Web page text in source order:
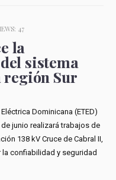
47
la
sistema
región Sur
Dominicana (ETED)
junio realizará trabajos de
138 kV Cruce de Cabral II,
confiabilidad y seguridad